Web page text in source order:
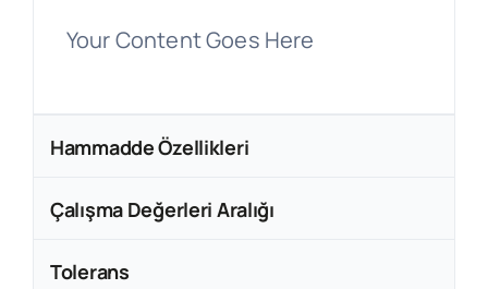
Your Content Goes Here
Hammadde Özellikleri
Çalışma Değerleri Aralığı
Tolerans